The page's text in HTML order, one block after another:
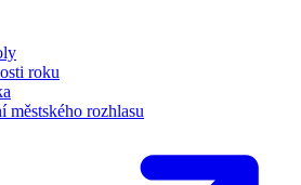
roku
městského rozhlasu